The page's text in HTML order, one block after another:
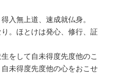
入無上道、速成就仏身。
。ほとけは発心、修行、証
をして自未得度先度他のこ
未得度先度他の心をおこせ